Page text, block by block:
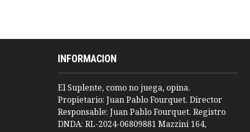
INFORMACION
El Suplente, como no juega, opina.
Propietario: Juan Pablo Fourquet. Director
Responsable: Juan Pablo Fourquet. Registro
DNDA: RL-2024-06809881 Mazzini 164,